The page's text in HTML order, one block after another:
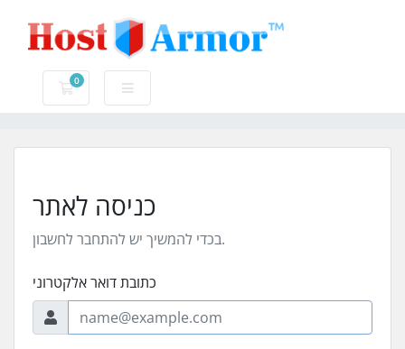
0
עגלת קניות
כניסה לאתר
בכדי להמשיך יש להתחבר לחשבון.
כתובת דואר אלקטרוני